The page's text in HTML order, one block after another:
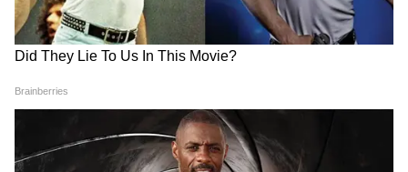
Image Credit : ANI
ঘরের ছেলে শুভেন্দু
রাজ্য রাজনীতিতে যতই দাপুটে নেতা হন না কেন
শুভেন্দু অধিকারী কিন্তু রীতিমত 'ফ্যামেলি ম্যান'।